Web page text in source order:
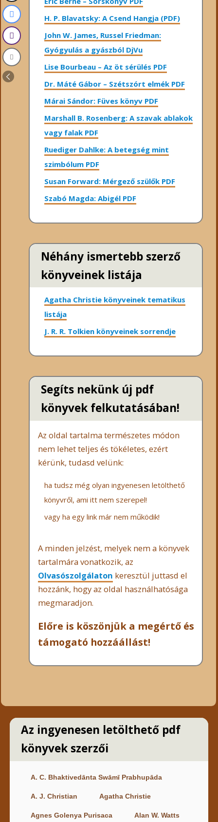
H. P. Blavatsky: A Csend Hangja (PDF)
John W. James, Russel Friedman:
Gyógyulás a gyászból DjVu
Lise Bourbeau – Az öt sérülés PDF
Dr. Máté Gábor – Szétszórt elmék PDF
Márai Sándor: Füves könyv PDF
Marshall B. Rosenberg: A szavak ablakok
vagy falak PDF
Ruediger Dahlke: A betegség mint
szimbólum PDF
Susan Forward: Mérgező szülők PDF
Szabó Magda: Abigél PDF
Néhány ismertebb szerző
könyveinek listája
Agatha Christie könyveinek tematikus
listája
J. R. R. Tolkien könyveinek sorrendje
Segíts nekünk új pdf
könyvek felkutatásában!
Az oldal tartalma természetes módon
nem lehet teljes és tökéletes, ezért
kérünk, tudasd velünk:
ha tudsz még olyan ingyenesen letölthető
könyvről, ami itt nem szerepel!
vagy ha egy link már nem működik!
A minden jelzést, melyek nem a könyvek
tartalmára vonatkozik, az
Olvasószolgálaton keresztül juttasd el
hozzánk, hogy az oldal használhatósága
megmaradjon.
Előre is köszönjük a megértő és
támogató hozzáállást!
Az ingyenesen letölthető pdf
könyvek szerzői
A. C. Bhaktivedānta Swāmī Prabhupāda
A. J. Christian Agatha Christie
Agnes Golenya Purisaca Alan W. Watts